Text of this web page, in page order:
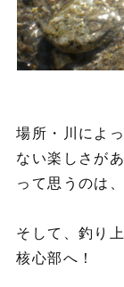
場所・川によ
ない楽しさが
って思うのは
そして、釣り
核心部へ！